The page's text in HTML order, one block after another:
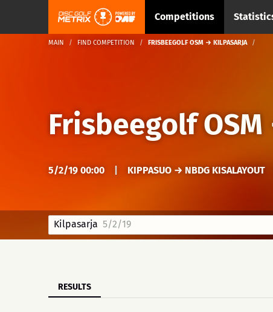
Competitions
MAIN FIND COMPETITION FRISBEEGOLF OSM → KILPASARJA
Frisbeegolf OSM
5/2/19 00:00 KIPPASUO → NBDG KISALAYOUT
Kilpasarja 5/2/19
RESULTS